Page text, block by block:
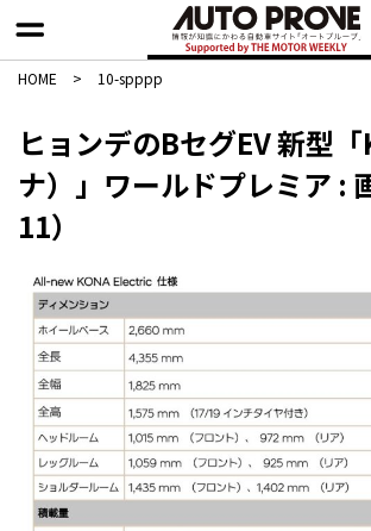
HOME > 10-spppp
ヒョンデのBセグEV 新型
ナ）」ワールドプレミア :
11）